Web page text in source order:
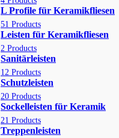
L Profile für Keramikfliesen
51 Products
Leisten für Keramikfliesen
2 Products
Sanitärleisten
12 Products
Schutzleisten
20 Products
Sockelleisten für Keramik
21 Products
Treppenleisten